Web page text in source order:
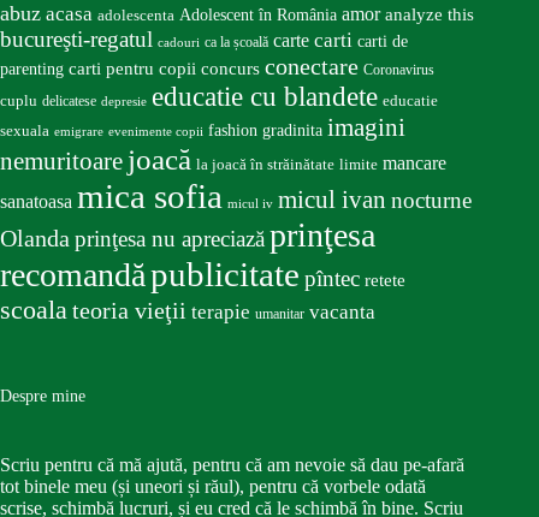
abuz acasa adolescenta Adolescent în România amor analyze this
bucureşti-regatul cadouri ca la școală carte carti carti de
parenting carti pentru copii concurs conectare Coronavirus
cuplu delicatese depresie educatie cu blandete educatie
sexuala emigrare evenimente copii fashion gradinita imagini
nemuritoare joacă la joacă în străinătate limite mancare
sanatoasa mica sofia micul iv micul ivan nocturne
Olandaprinţesa nu apreciazăprinţesa
recomandăpublicitate pîntec retete
scoalateoria vieţii terapie umanitar vacanta
Despre mine
Scriu pentru că mă ajută, pentru că am nevoie să dau pe-afară
tot binele meu (și uneori și răul), pentru că vorbele odată
scrise, schimbă lucruri, și eu cred că le schimbă în bine. Scriu